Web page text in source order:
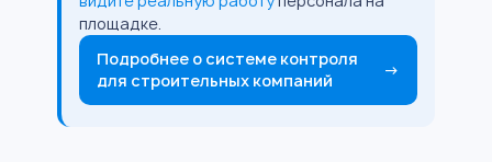
площадке.
Подробнее о системе контроля
для строительных компаний
→